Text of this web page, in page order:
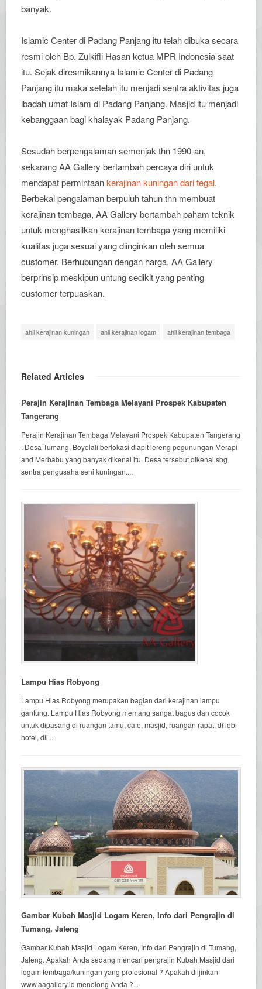
banyak.
Islamic Center di Padang Panjang itu telah dibuka secara
resmi oleh Bp. Zulkifli Hasan ketua MPR Indonesia saat
itu. Sejak diresmikannya Islamic Center di Padang
Panjang itu maka setelah itu menjadi sentra aktivitas juga
ibadah umat Islam di Padang Panjang. Masjid itu menjadi
kebanggaan bagi khalayak Padang Panjang.
Sesudah berpengalaman semenjak thn 1990-an,
sekarang AA Gallery bertambah percaya diri untuk
mendapat permintaankerajinan kuningan dari tegal.
Berbekal pengalaman berpuluh tahun thn membuat
kerajinan tembaga, AA Gallery bertambah paham teknik
untuk menghasilkan kerajinan tembaga yang memiliki
kualitas juga sesuai yang diinginkan oleh semua
customer. Berhubungan dengan harga, AA Gallery
berprinsip meskipun untung sedikit yang penting
customer terpuaskan.
ahli kerajinan kuningan ahli kerajinan logam ahli kerajinan tembaga
Related Articles
Perajin Kerajinan Tembaga Melayani Prospek Kabupaten
Tangerang
Perajin Kerajinan Tembaga Melayani Prospek Kabupaten Tangerang
. Desa Tumang, Boyolali berlokasi diapit lereng pegunungan Merapi
and Merbabu yang banyak dikenal itu. Desa tersebut dikenal sbg
sentra pengusaha seni kuningan....
Lampu Hias Robyong
Lampu Hias Robyong merupakan bagian dari kerajinan lampu
gantung. Lampu Hias Robyong memang sangat bagus dan cocok
untuk dipasang di ruangan tamu, cafe, masjid, ruangan rapat, di lobi
hotel, dll....
Gambar Kubah Masjid Logam Keren, Info dari Pengrajin di
Tumang, Jateng
Gambar Kubah Masjid Logam Keren, Info dari Pengrajin di Tumang,
Jateng. Apakah Anda sedang mencari pengrajin Kubah Masjid dari
logam tembaga/kuningan yang profesional ? Apakah diijinkan
www.aagallery.id menolong Anda ?...